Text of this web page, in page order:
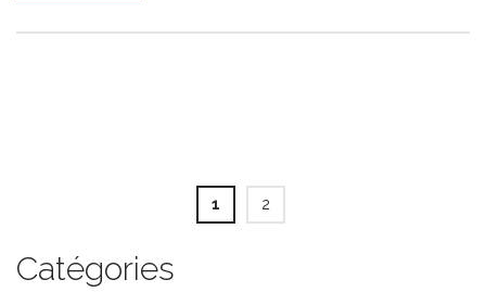
1 2
Catégories